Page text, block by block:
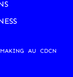
AU CDCN